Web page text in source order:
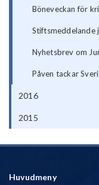
Böneveckan för
Stiftsmeddelande
Nyhetsbrev om
Påven tackar
2016
2015
Huvudmeny